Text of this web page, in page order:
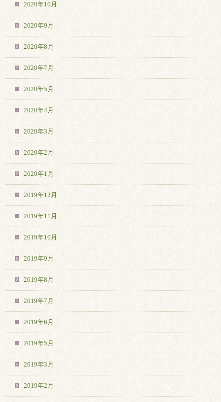
2020年10月
2020年9月
2020年8月
2020年7月
2020年5月
2020年4月
2020年3月
2020年2月
2020年1月
2019年12月
2019年11月
2019年10月
2019年9月
2019年8月
2019年7月
2019年6月
2019年5月
2019年3月
2019年2月